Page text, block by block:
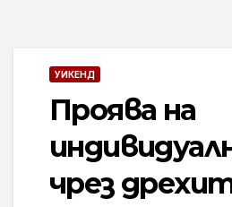
УИКЕНД
Проява на
чрез